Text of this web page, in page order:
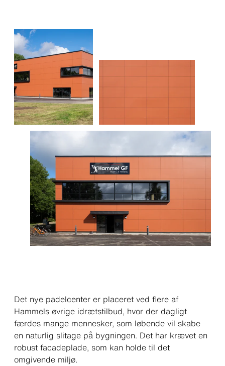
Det nye padelcenter er placeret ved flere af
Hammels øvrige idrætstilbud, hvor der dagligt
færdes mange mennesker, som løbende vil skabe
en naturlig slitage på bygningen. Det har krævet en
robust facadeplade, som kan holde til det
omgivende miljø.